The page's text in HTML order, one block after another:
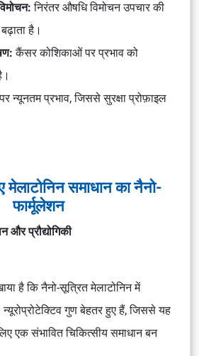
निरंतर औषधि विमोचन उपचार की
है।
कैंसर कोशिकाओं पर प्रभाव को
न्यूनतम प्रभाव, जिससे सुरक्षा प्रोफ़ाइल
मेलाटोनिन समाधान का नैनो-
फार्मूलेशन
और प्रौद्योगिकी
है कि नैनो-सूत्रित मेलाटोनिन में
गुण बेहतर हुए हैं, जिससे यह
एक संभावित चिकित्सीय समाधान बन